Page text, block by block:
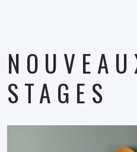
STAGES